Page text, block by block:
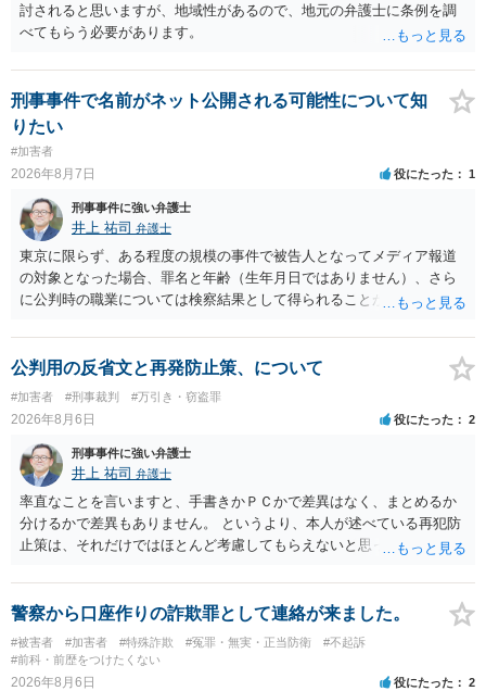
討されると思いますが、地域性があるので、地元の弁護士に条例を調
べてもらう必要があります。
刑事事件で名前がネット公開される可能性について知
りたい
#加害者
2026年8月7日 役にたった 1
刑事事件に強い弁護士
井上 祐司 弁護士
東京に限らず、ある程度の規模の事件で被告人となってメディア報道
の対象となった場合、罪名と年齢（生年月日ではありません）、さら
に公判時の職業については検察結果として得られることが通常です。
公判用の反省文と再発防止策、について
#加害者 #刑事裁判 #万引き・窃盗罪
2026年8月6日 役にたった 2
刑事事件に強い弁護士
井上 祐司 弁護士
率直なことを言いますと、手書きかＰＣかで差異はなく、まとめるか
分けるかで差異もありません。 というより、本人が述べている再犯防
止策は、それだけではほとんど考慮してもらえないと思った方が良い
やカウンセリング・治療の内容 ・利用している再犯防止策（例えば保
護観察所と連携した職業支援の内容や具体的な就労・監督状況） ・監
督者の証言 など、証拠で担保された客観性と実現可能性があるもので
なければあまり意味がありません。 もともと執行猶予が狙える事案で
あれば本人の反省の言葉だけで十分であり、実刑となるか微妙な事案
警察から口座作りの詐欺罪として連絡が来ました。
#被害者 #加害者 #特殊詐欺 #冤罪・無実・正当防衛
#不起訴
#前科・前歴をつけたくない
2026年8月6日 役にたった 2